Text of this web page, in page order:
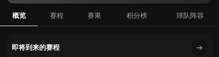
概览 赛程 赛果 积分榜 球队阵容
即将到来的赛程